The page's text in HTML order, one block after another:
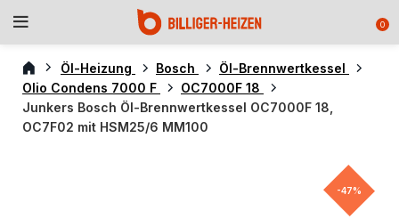
0
Öl-Heizung Bosch
Öl-Brennwertkessel
Olio Condens 7000 F
OC7000F 18
Junkers Bosch Öl-Brennwertkessel OC7000F 18,
OC7F02 mit HSM25/6 MM100
-47%